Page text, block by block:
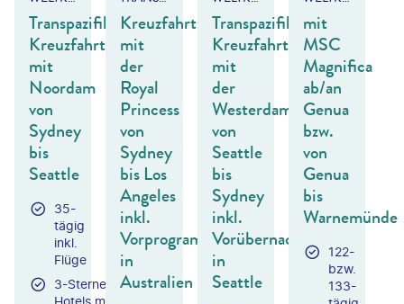
Transpazifik-
Kreuzfahrt
mit
Noordam
von
Sydney
bis
Seattle
35-
tägig
inkl.
Flüge
3-Sterne-
Hotels mit
Kreuzfahrt
mit
der
Royal
Princess
von
Sydney
bis Los
Angeles
inkl.
Vorprogramm
in
Australien
Transpazifik-
Kreuzfahrt
mit
der
Westerdam
von
Seattle
bis
Sydney
inkl.
Vorübernachtung
in
Seattle
mit
MSC
Magnifica
ab/an
Genua
bzw.
von
Genua
bis
Warnemünde
122-
bzw.
133-